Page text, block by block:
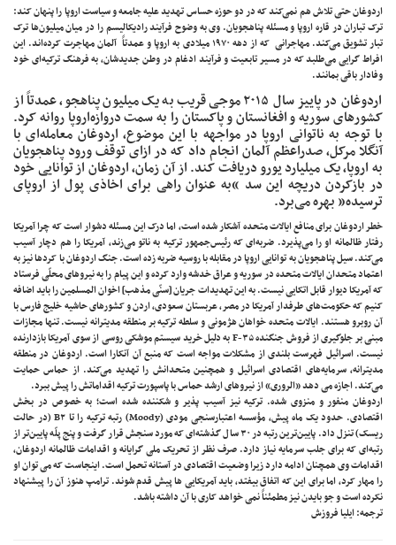
اردوغان حتی تلاش هم نمی‌کند که در دو حوزه حساس تهدید علیه جامعه و سیاست اروپا را پنهان کند:
ترک‌ تباران در قاره اروپا و مسئله پناهجویان. وی به وضوح فرآیند رادیکالیسم را در میان میلیون‌ها ترک
تبار تشویق می‌کند. مهاجرانی که از دهه ۱۹۷۰ میلادی به اروپا و عمدتاً آلمان مهاجرت کرده‌اند. این
افراط گرایی می‌طلبد که در مسیر تابعیت و فرآیند ادغام در وطن جدیدشان، به فرهنگ ترکیه‌ای خود
وفادار باقی بمانند.
اردوغان در پاییز سال ۲۰۱۵ موجی قریب به یک میلیون پناهجو، عمدتاً از
کشور‌های سوریه و افغانستان و پاکستان را به سمت دروازه‌اروپا روانه کرد.
با توجه به ناتوانی اروپا در مواجهه با این موضوع، اردوغان معامله‌ای با
آنگلا مرکل، صدراعظم آلمان انجام داد که در ازای توقف ورود پناهجویان
به اروپا، یک میلیارد یورو دریافت کند. از آن زمان، اردوغان از توانایی خود
در بازکردن دریچه این سد “به عنوان راهی برای اخاذی پول از اروپای
ترسیده” بهره می‌برد.
خطر اردوغان برای منافع ایالات متحده آشکار شده است، اما درک این مسئله دشوار است که چرا آمریکا
رفتار ظالمانه او را می‌پذیرد. ضربه‌ای که رئیس‌جمهور ترکیه به ناتو می‌زند، آمریکا را هم دچار آسیب
می‌کند. سیل پناهجویان به توانایی اروپا در مقابله با روسیه ضربه زده است. جنگ اردوغان با کردها نیز به
اعتماد متحدان ایالات متحده در سوریه و عراق خدشه وارد کرده و این پیام را به نیروهای محلّی فرستاد
که آمریکا دیوار قابل اتکایی نیست. به این تهدیدات جریان [سنّی مذهب] اخوان المسلمین را باید اضافه
کنیم که حکومت‌های طرفدار آمریکا در مصر، عربستان سعودی، اردن و کشورهای حاشیه خلیج فارس با
آن روبرو هستند. ایالات متحده خواهان هژمونی و سلطه ترکیه بر منطقه مدیترانه نیست. تنها مجازات
مبنی بر جلوگیری از فروش جنگنده F-۳۵ به دلیل خرید سیستم موشکی روسی از سوی آمریکا بازدارنده
نیست. اسرائیل فهرست بلندی از مشکلات مواجه است که منبع آن آنکارا است. اردوغان در منطقه
مدیترانه، سرمایه‌های اقتصادی اسرائیل و همچنین متحدانش را تهدید می‌کند. از حماس حمایت
می‌کند.اجازه می دهد «الروری» از نیروهای ارشد حماس با پاسپورت ترکیه اقداماتش را پیش ببرد.
اردوغان منفور و منزوی شده. ترکیه نیز آسیب پذیر و شکننده شده است؛ به خصوص در بخش
اقتصادی. حدود یک ماه پیش، مؤسسه اعتبارسنجی مودی (Moody) رتبه ترکیه را تا B۲ (در حالت
ریسک) تنزل داد. پایین‌ترین رتبه در ۳۰ سال گذشته‌ای که مورد سنجش قرار گرفت و پنج پلّه پایین‌تر از
رتبه‌ای که برای جلب سرمایه نیاز دارد. صرف نظر از تحریک ملی گرایانه و اقدامات ظالمانه اردوغان،
اقدامات وی همچنان ادامه دارد زیرا وضعیت اقتصادی در آستانه تحمل است. اینجاست که می توان او
را مهار کرد، اما برای این که اتفاق بیفتد، باید آمریکایی ها پیش قدم شوند. ترامپ هنوز آن را پیشنهاد
نکرده است و جو بایدن نیز مطمئناً نمی خواهد کاری با آن داشته باشد.
ترجمه: ایلیا فروزش